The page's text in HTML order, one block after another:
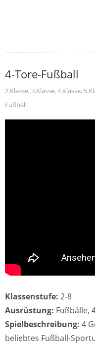
4-Tore-Fußball
2.Klasse, 3.Klasse, 4.Klasse,
Fußball
Klassenstufe: 2-8
Ausrüstung: Fußbälle,
Spielbeschreibung: 4
beliebtes Fußball-